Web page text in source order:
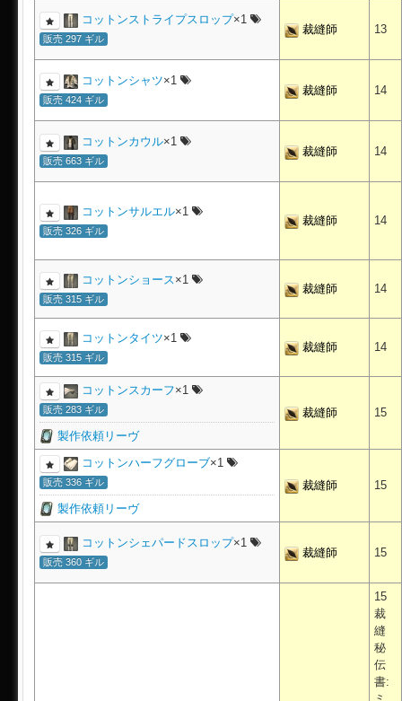
コットンストライプスロップ×1
販売 297 ギル
裁縫師 13
コットンシャツ×1
販売 424 ギル
裁縫師 14
コットンカウル×1
販売 663 ギル
裁縫師 14
コットンサルエル×1
販売 326 ギル
裁縫師 14
コットンショース×1
販売 315 ギル
裁縫師 14
コットンタイツ×1
販売 315 ギル
裁縫師 14
コットンスカーフ×1
販売 283 ギル
製作依頼リーヴ
裁縫師 15
コットンハーフグローブ×1
販売 336 ギル
製作依頼リーヴ
裁縫師 15
コットンシェパードスロップ×1
販売 360 ギル
裁縫師 15
15
裁
縫
秘
伝
書: